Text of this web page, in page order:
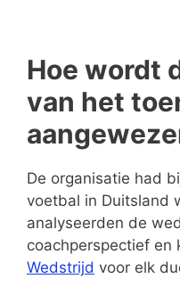
Hoe wordt
van het
De organisatie had
voetbal in Duitsland
analyseerden de
coachperspectief en
Wedstrijd voor elk